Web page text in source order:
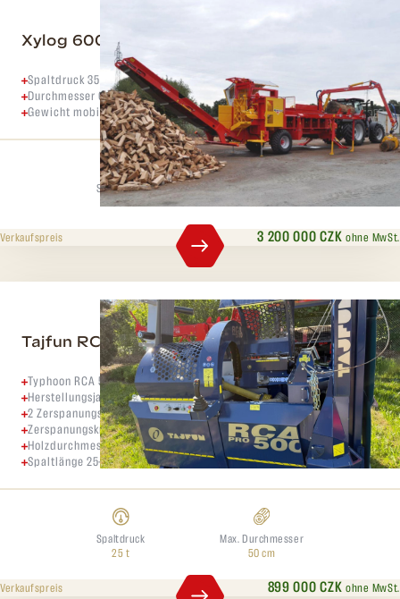
Xylog 600
Spaltdruck 35 Tonnen
Durchmesser 60 cm
Gewicht mobile Version 8500 kg
Spaltdruck
35 t
Max. Durchmesser
60 cm
3 200 000 CZK ohne MwSt.
Verkaufspreis
Tajfun RCA 500 PRO
Typhoon RCA 500 PRO mit Absaugung
Herstellungsjahr 2023
2 Zerspanungsgeschwindigkeiten
Zerspanungskraft 25 Tonnen
Holzdurchmesser 5-50 cm
Spaltlänge 25-50 cm
Spaltdruck
25 t
Max. Durchmesser
50 cm
899 000 CZK ohne MwSt.
Verkaufspreis